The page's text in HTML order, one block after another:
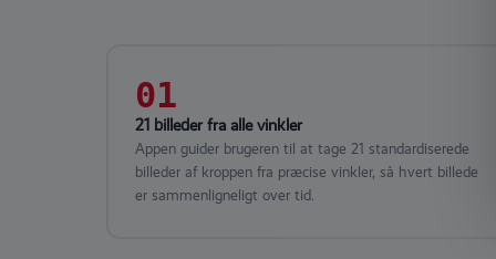
01
21 billeder fra alle vinkler
Appen guider brugeren til at tage 21 standardiserede
billeder af kroppen fra præcise vinkler, så hvert billede
er sammenligneligt over tid.